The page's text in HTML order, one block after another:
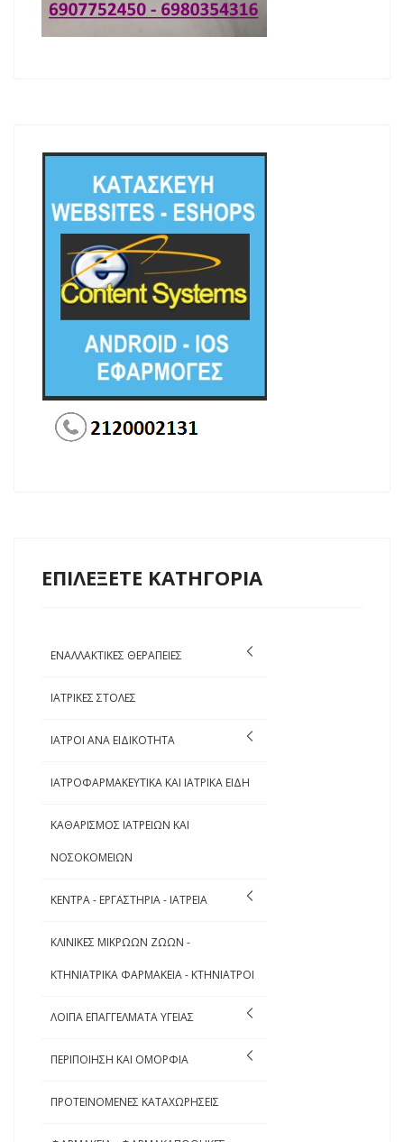
ΕΠΙΛΕΞΕΤΕ ΚΑΤΗΓΟΡΙΑ
ΕΝΑΛΛΑΚΤΙΚΕΣ ΘΕΡΑΠΕΙΕΣ
ΙΑΤΡΙΚΕΣ ΣΤΟΛΕΣ
ΙΑΤΡΟΙ ΑΝΑ ΕΙΔΙΚΟΤΗΤΑ
ΙΑΤΡΟΦΑΡΜΑΚΕΥΤΙΚΑ ΚΑΙ ΙΑΤΡΙΚΑ ΕΙΔΗ
ΚΑΘΑΡΙΣΜΟΣ ΙΑΤΡΕΙΩΝ ΚΑΙ
ΝΟΣΟΚΟΜΕΙΩΝ
ΚΕΝΤΡΑ - ΕΡΓΑΣΤΗΡΙΑ - ΙΑΤΡΕΙΑ
ΚΛΙΝΙΚΕΣ ΜΙΚΡΩΩΝ ΖΩΩΝ -
ΚΤΗΝΙΑΤΡΙΚΑ ΦΑΡΜΑΚΕΙΑ - ΚΤΗΝΙΑΤΡΟΙ
ΛΟΙΠΑ ΕΠΑΓΓΕΛΜΑΤΑ ΥΓΕΙΑΣ
ΠΕΡΙΠΟΙΗΣΗ ΚΑΙ ΟΜΟΡΦΙΑ
ΠΡΟΤΕΙΝΟΜΕΝΕΣ ΚΑΤΑΧΩΡΗΣΕΙΣ